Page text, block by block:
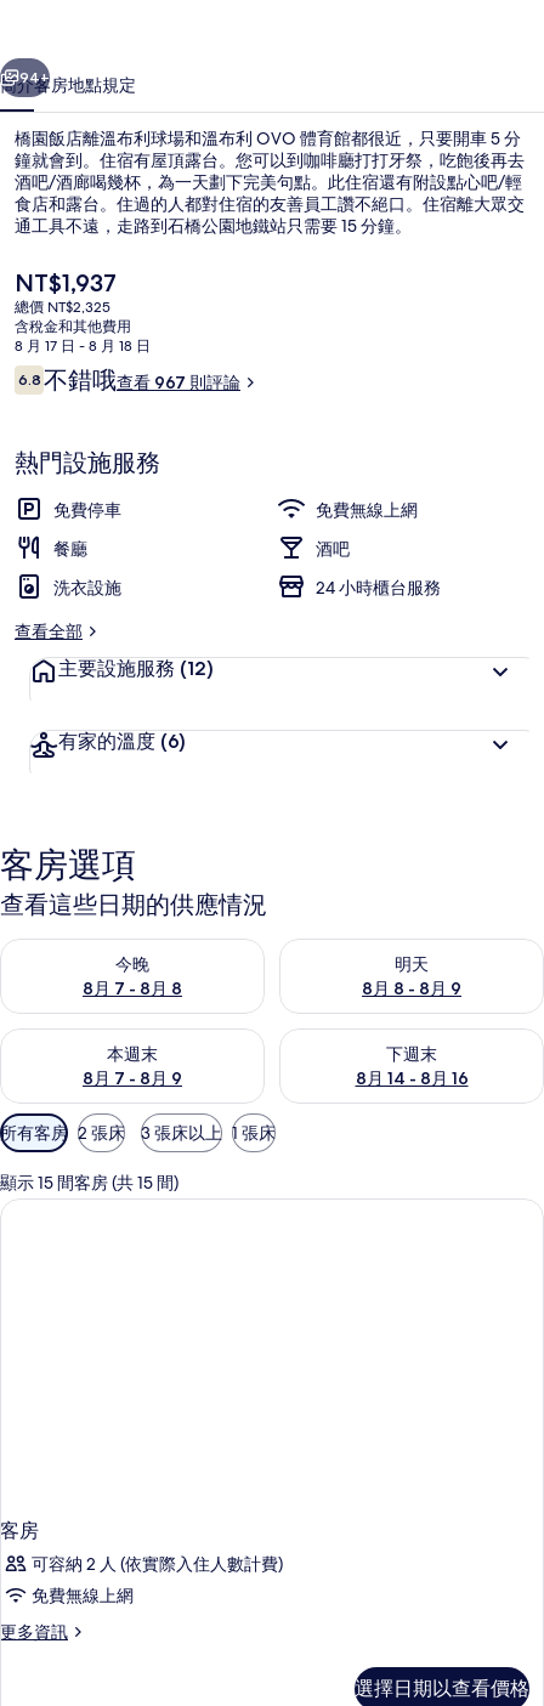
集
個 下一個
94+
簡介客房地點規定
橋園飯店離溫布利球場和溫布利 OVO 體育館都很近，只要開車 5 分
鐘就會到。住宿有屋頂露台。您可以到咖啡廳打打牙祭，吃飽後再去
酒吧/酒廊喝幾杯，為一天劃下完美句點。此住宿還有附設點心吧/輕
食店和露台。住過的人都對住宿的友善員工讚不絕口。住宿離大眾交
通工具不遠，走路到石橋公園地鐵站只需要 15 分鐘。
目
前
的
價
格
是
NT$1,937
總價 NT$2,325
含稅金和其他費用
8 月 17 日 - 8 月 18 日
評
論
6.86.8 分，滿分 10 分，
不錯哦查看 967 則評論
熱門設施服務
免費停車
免費無線上網
餐廳
酒吧
洗衣設施
24 小時櫃台服務
查看全部
主要設施服務 (12)
有家的溫度 (6)
客房選項
查看這些日期的供應情況
今晚
8月 7 - 8月 8
查看今晚 (8月 7 - 8月 8) 的供應情況
明天
8月 8 - 8月 9
查看明天 (8月 8 - 8月 9) 的供
本週末
8月 7 - 8月 9
查看本週末 (8月 7 - 8月 9) 的供應情況
下週末
8月 14 - 8月 16
查看下週末 (8月 14 - 8月 16)
可
用
的
客
所有客房 2 張床 3 張床以上 1 張床
顯示 15 間客房 (共 15 間)
客房
可容納 2 人 (依實際入住人數計費)
免費無線上網
更多資訊
更
選擇日期以查看價格